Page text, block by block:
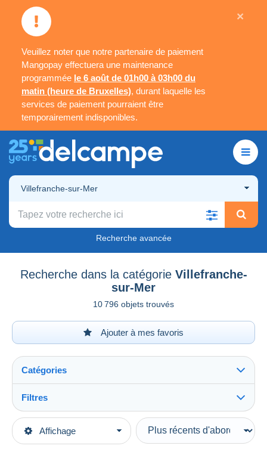
Veuillez noter que notre partenaire de paiement
Mangopay effectuera une maintenance
programmée le 6 août de 01h00 à 03h00 du
matin (heure de Bruxelles), durant laquelle les
services de paiement pourraient être
temporairement indisponibles.
×
Villefranche-sur-Mer
Recherche avancée
Recherche dans la catégorie Villefranche-
sur-Mer
10 796 objets trouvés
Ajouter à mes favoris
Affichage
Catégories
Catégories principales
Filtres
Types de vente
En cours